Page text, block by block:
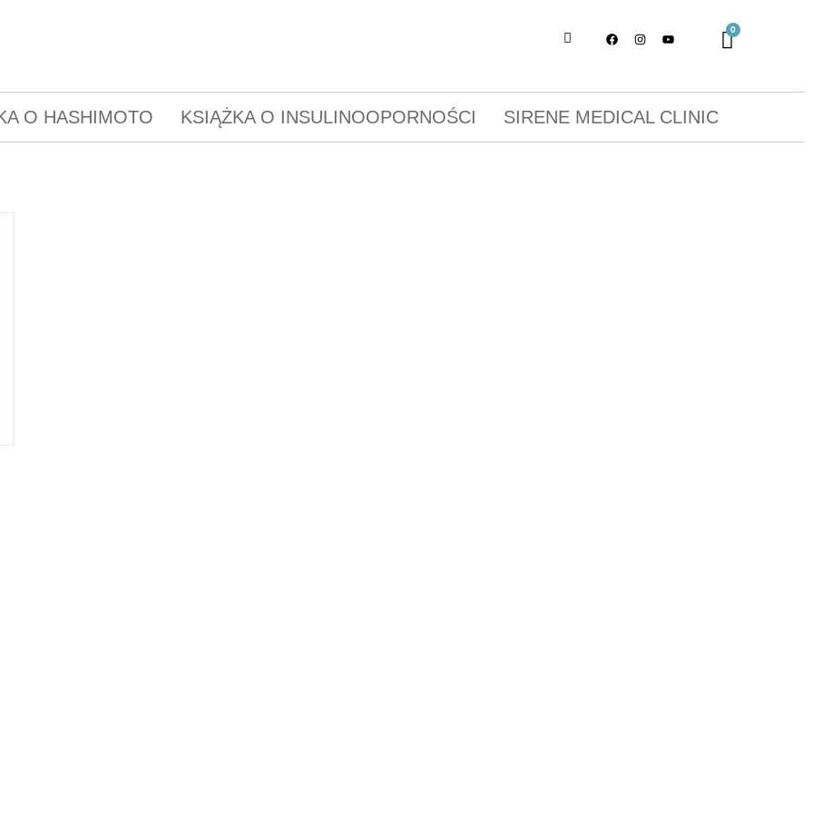
O HASHIMOTO KSIĄŻKA O INSULINOOPORNOŚCI SIRENE MEDICAL CLINIC